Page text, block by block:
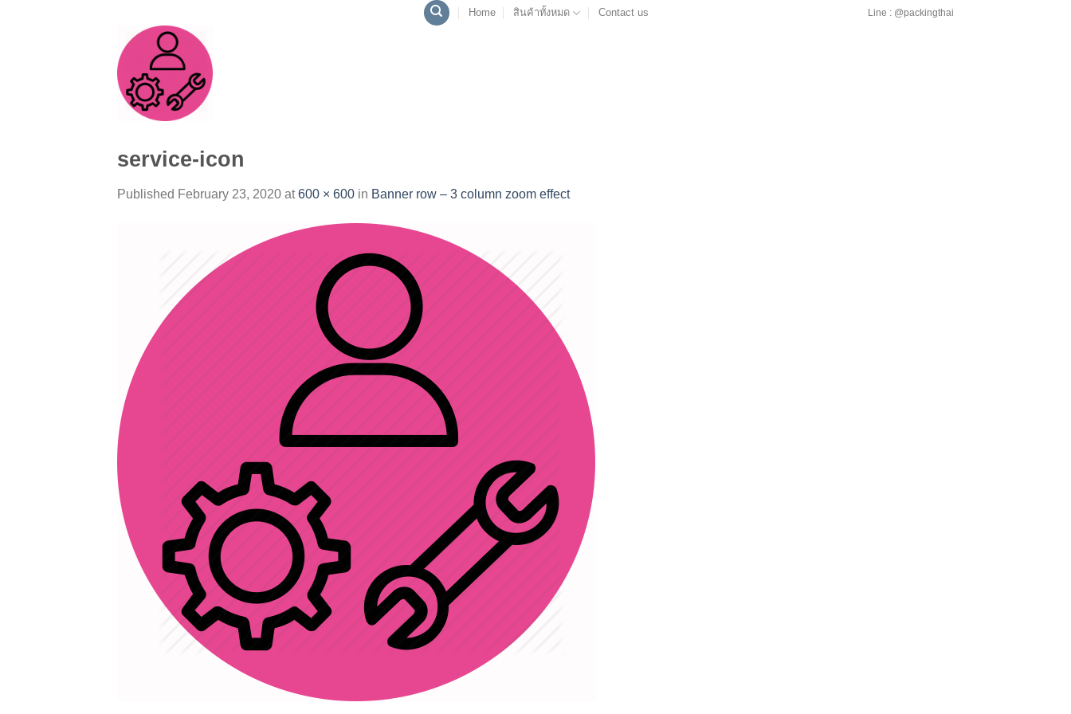
Home สินค้าทั้งหมด Contact us Line : @packingthai
service-icon
Published February 23, 2020 at600 × 600 in Banner row – 3 column zoom effect